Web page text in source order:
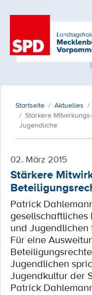
Startseite Aktuelles
Stärkere
Jugendliche
02. März 2015
Stärkere
Patrick
gesellschaftliches
und Jugendlichen
Für eine
Jugendlichen
Jugendkultur der
Patrick